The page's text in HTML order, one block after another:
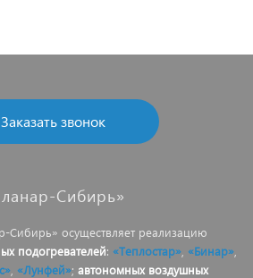
Заказать звонок
Сибирь»
Сибирь» осуществляет реализацию
подогревателей: «Теплостар» «Бинар»
, «Лунфей»; автономных воздушных